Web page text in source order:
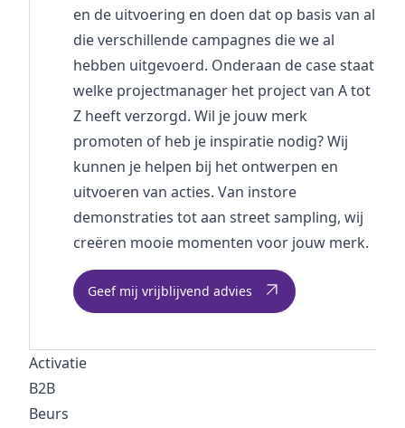
en de uitvoering en doen dat op basis van al
die verschillende campagnes die we al
hebben uitgevoerd. Onderaan de case staat
welke projectmanager het project van A tot
Z heeft verzorgd. Wil je jouw merk
promoten of heb je inspiratie nodig? Wij
kunnen je helpen bij het ontwerpen en
uitvoeren van acties. Van instore
demonstraties tot aan street sampling, wij
creëren mooie momenten voor jouw merk.
Geef mij vrijblijvend advies
Activatie
B2B
Beurs